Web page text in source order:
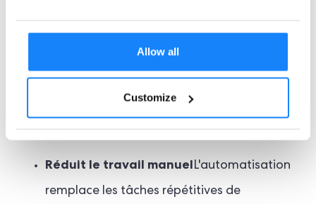
Allow all
Customize
entreprises de bénéficier d'un grand nombre
d'avantages
Réduit le travail manuelL'automatisation
remplace les tâches répétitives de